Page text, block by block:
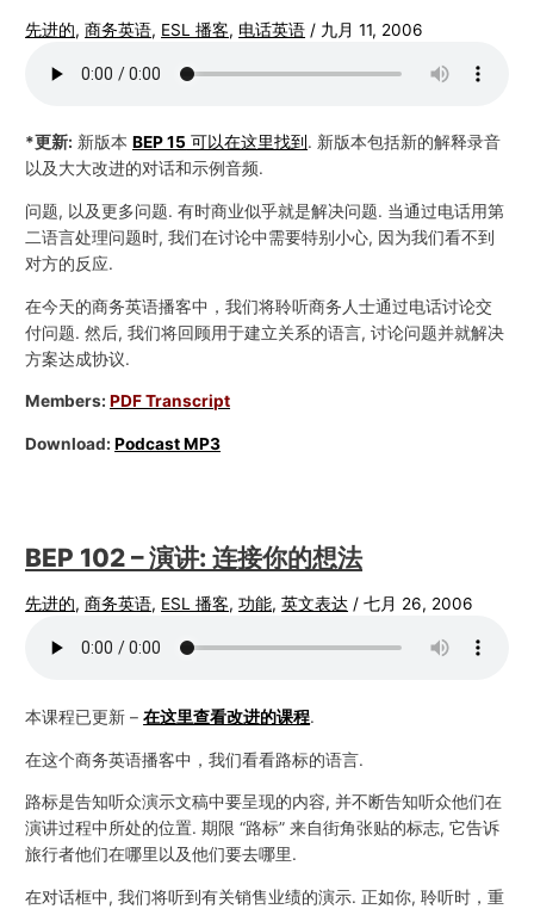
先进的,商务英语, ESL 播客, 电话英语 / 九月 11, 2006
*更新: 新版本BEP 15 可以在这里找到 . 新版本包括新的解释录音
以及大大改进的对话和示例音频.
问题, 以及更多问题. 有时商业似乎就是解决问题. 当通过电话用第
二语言处理问题时, 我们在讨论中需要特别小心, 因为我们看不到
对方的反应.
在今天的商务英语播客中，我们将聆听商务人士通过电话讨论交
付问题. 然后, 我们将回顾用于建立关系的语言, 讨论问题并就解决
方案达成协议.
Members:PDF Transcript
Download:Podcast MP3
BEP 102 – 演讲: 连接你的想法
先进的,商务英语, ESL 播客,功能,英文表达 /七月 26, 2006
本课程已更新 –在这里查看改进的课程.
在这个商务英语播客中，我们看看路标的语言.
路标是告知听众演示文稿中要呈现的内容, 并不断告知听众他们在
演讲过程中所处的位置. 期限 “路标” 来自街角张贴的标志, 它告诉
旅行者他们在哪里以及他们要去哪里.
在对话框中, 我们将听到有关销售业绩的演示. 正如你, 聆听时，重